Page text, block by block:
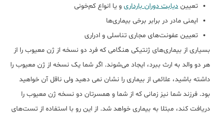
تعیین دیابت دوران بارداری و یا انواع کم‌خونی
ایمنی مادر در برابر برخی بیماری‌ها
تعیین عفونت‌های مجاری تناسلی و ادراری
بسیاری از بیماری‌های ژنتیکی هنگامی که فرد دو نسخه از ژن معیوب را از
هر دو والد به ارث ببرد، ایجاد می‌شوند. اگر شما یک نسخه از ژن معیوب را
داشته باشید، علائمی از بیماری را نشان نمی دهید ولی ناقل آن خواهید
بود. فرزند شما نیز زمانی که از شما و همسرتان دو نسخه ژن معیوب را
دریافت کند، مبتلا به بیماری خواهد شد. از این رو با استفاده از تست‌های